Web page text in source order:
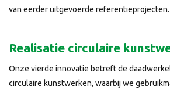
van eerder uitgevoerde referentieprojecten.
Realisatie circulaire
Onze vierde innovatie betreft de
circulaire kunstwerken, waarbij we